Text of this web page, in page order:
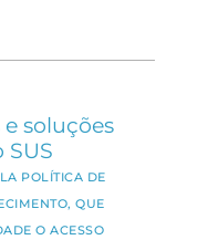
e soluções
SUS
POLÍTICA DE
QUE
O ACESSO